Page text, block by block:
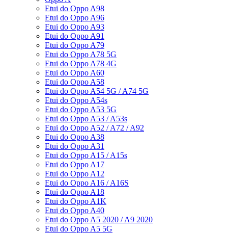
Etui do Oppo A98
Etui do Oppo A96
Etui do Oppo A93
Etui do Oppo A91
Etui do Oppo A79
Etui do Oppo A78 5G
Etui do Oppo A78 4G
Etui do Oppo A60
Etui do Oppo A58
Etui do Oppo A54 5G / A74 5G
Etui do Oppo A54s
Etui do Oppo A53 5G
Etui do Oppo A53 / A53s
Etui do Oppo A52 / A72 / A92
Etui do Oppo A38
Etui do Oppo A31
Etui do Oppo A15 / A15s
Etui do Oppo A17
Etui do Oppo A12
Etui do Oppo A16 / A16S
Etui do Oppo A18
Etui do Oppo A1K
Etui do Oppo A40
Etui do Oppo A5 2020 / A9 2020
Etui do Oppo A5 5G